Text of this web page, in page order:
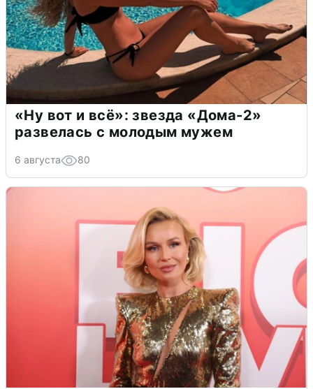
«Ну вот и всё»: звезда «Дома-2»
развелась с молодым мужем
6 августа 80